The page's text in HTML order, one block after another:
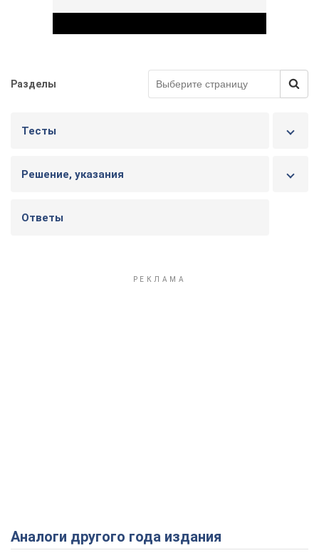
Разделы
Тесты
Решение, указания
Ответы
Аналоги другого года издания